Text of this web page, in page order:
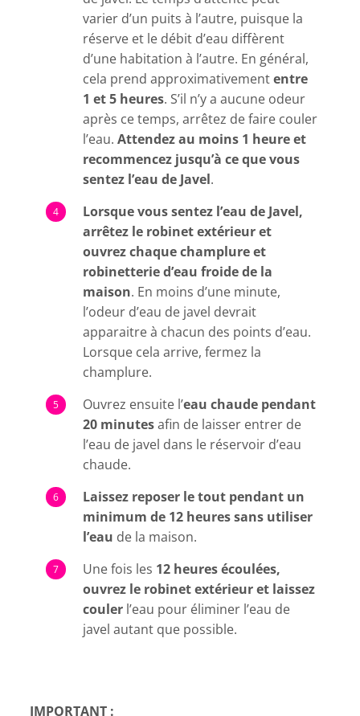
varier d’un puits à l’autre, puisque la
réserve et le débit d’eau diffèrent
d’une habitation à l’autre. En général,
cela prend approximativemententre
1 et 5 heures. S’il n’y a aucune odeur
après ce temps, arrêtez de faire couler
l’eau.Attendez au moins 1 heure et
recommencez jusqu’à ce que vous
sentez l’eau de Javel.
Lorsque vous sentez l’eau de Javel,
arrêtez le robinet extérieur et
ouvrez chaque champlure et
robinetterie d’eau froide de la
maison. En moins d’une minute,
l’odeur d’eau de javel devrait
apparaitre à chacun des points d’eau.
Lorsque cela arrive, fermez la
champlure.
Ouvrez ensuite l’eau chaude pendant
20 minutesafin de laisser entrer de
l’eau de javel dans le réservoir d’eau
chaude.
Laissez reposer le tout pendant un
minimum de 12 heures sans utiliser
l’eau de la maison.
Une fois les 12 heures écoulées,
ouvrez le robinet extérieur et laissez
couler l’eau pour éliminer l’eau de
javel autant que possible.
IMPORTANT :